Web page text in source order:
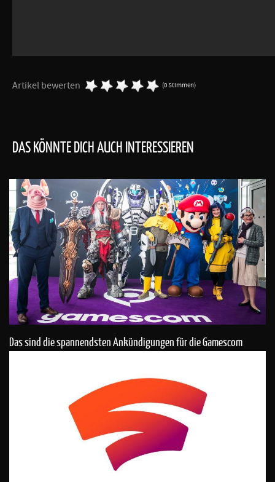
Artikel bewerten (0 Stimmen)
DAS KÖNNTE DICH AUCH INTERESSIEREN
Das sind die spannendsten Ankündigungen für die Gamescom